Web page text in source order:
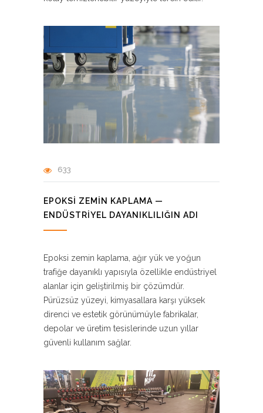
633
EPOKSI ZEMIN KAPLAMA —
ENDÜSTRIYEL DAYANIKLILIĞIN ADI
Epoksi zemin kaplama, ağır yük ve yoğun
trafiğe dayanıklı yapısıyla özellikle endüstriyel
alanlar için geliştirilmiş bir çözümdür.
Pürüzsüz yüzeyi, kimyasallara karşı yüksek
direnci ve estetik görünümüyle fabrikalar,
depolar ve üretim tesislerinde uzun yıllar
güvenli kullanım sağlar.